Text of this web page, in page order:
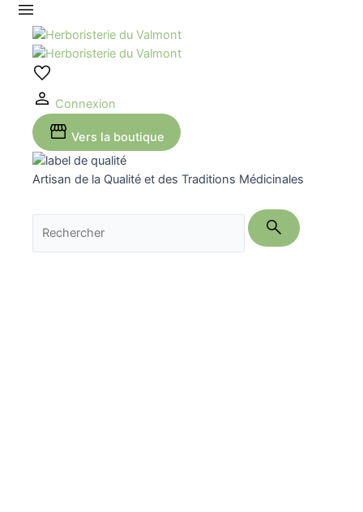
Aller
contenu
Connexion
Vers la boutique
Artisan de la Qualité et des Traditions Médicinales